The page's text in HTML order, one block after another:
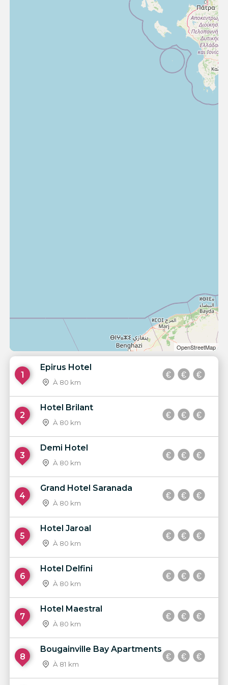
OpenStreetMap
1
Epirus Hotel
À 80 km
2
Hotel Brilant
À 80 km
3
Demi Hotel
À 80 km
4
Grand Hotel Saranada
À 80 km
5
Hotel Jaroal
À 80 km
6
Hotel Delfini
À 80 km
7
Hotel Maestral
À 80 km
8
Bougainville Bay Apartments
À 81 km